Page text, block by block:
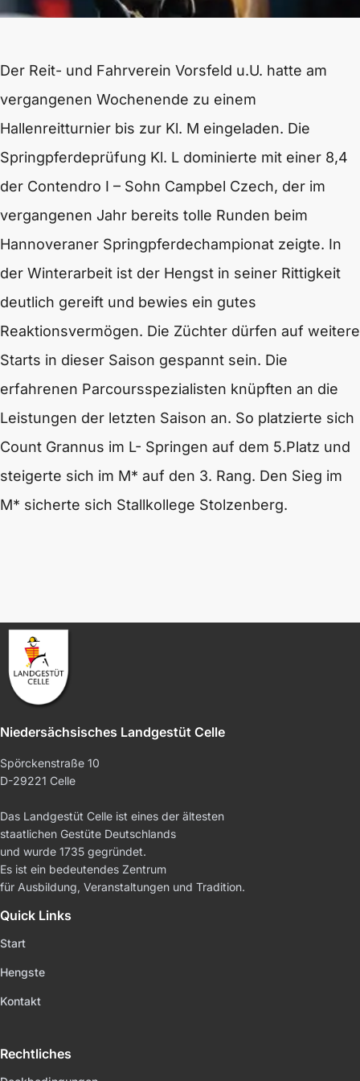
Der Reit- und Fahrverein Vorsfeld u.U. hatte am
vergangenen Wochenende zu einem
Hallenreitturnier bis zur Kl. M eingeladen. Die
Springpferdeprüfung Kl. L dominierte mit einer 8,4
der Contendro I – Sohn Campbel Czech, der im
vergangenen Jahr bereits tolle Runden beim
Hannoveraner Springpferdechampionat zeigte. In
der Winterarbeit ist der Hengst in seiner Rittigkeit
deutlich gereift und bewies ein gutes
Reaktionsvermögen. Die Züchter dürfen auf weitere
Starts in dieser Saison gespannt sein. Die
erfahrenen Parcoursspezialisten knüpften an die
Leistungen der letzten Saison an. So platzierte sich
Count Grannus im L- Springen auf dem 5.Platz und
steigerte sich im M* auf den 3. Rang. Den Sieg im
M* sicherte sich Stallkollege Stolzenberg.
Niedersächsisches Landgestüt Celle
Spörckenstraße 10
D-29221 Celle
Das Landgestüt Celle ist eines der ältesten
staatlichen Gestüte Deutschlands
und wurde 1735 gegründet.
Es ist ein bedeutendes Zentrum
für Ausbildung, Veranstaltungen und Tradition.
Quick Links
Start
Hengste
Kontakt
Rechtliches